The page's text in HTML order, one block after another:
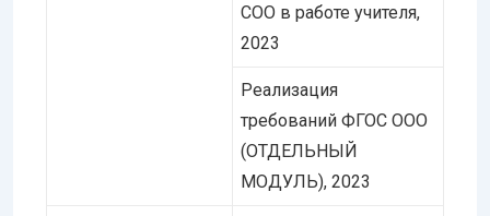
СОО в работе учителя,
2023
Реализация
требований ФГОС ООО
(ОТДЕЛЬНЫЙ
МОДУЛЬ), 2023